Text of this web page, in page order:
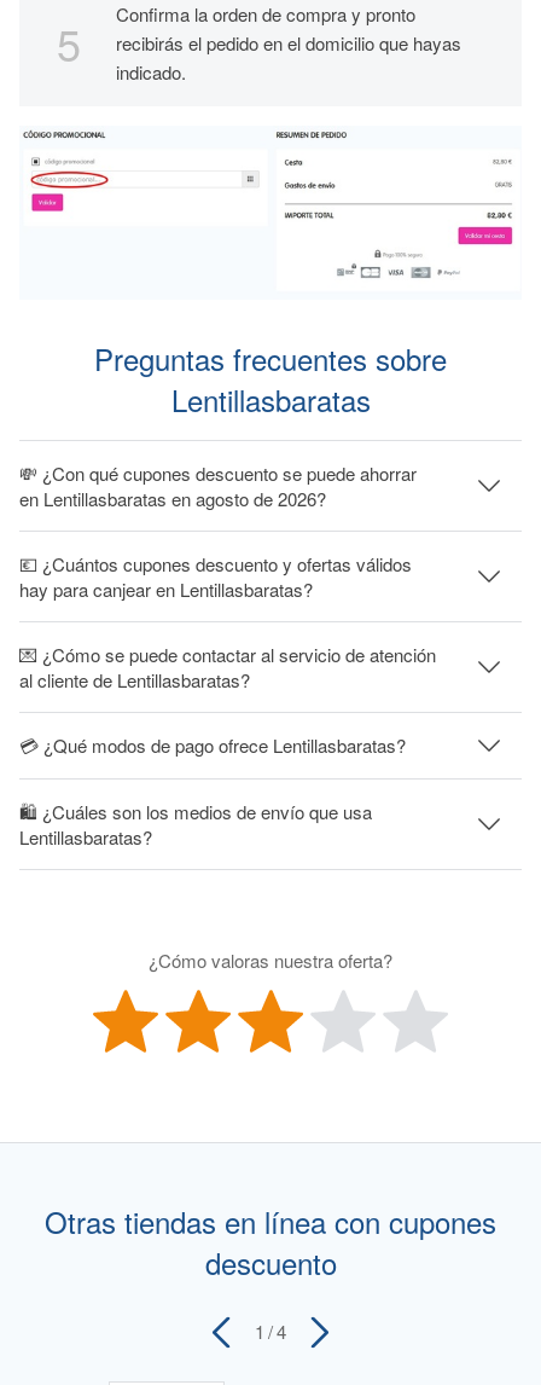
Confirma la orden de compra y pronto
recibirás el pedido en el domicilio que hayas
indicado.
Preguntas frecuentes sobre
Lentillasbaratas
💸 ¿Con qué cupones descuento se puede ahorrar
en Lentillasbaratas en agosto de 2026?
💶 ¿Cuántos cupones descuento y ofertas válidos
hay para canjear en Lentillasbaratas?
💌 ¿Cómo se puede contactar al servicio de atención
al cliente de Lentillasbaratas?
💳 ¿Qué modos de pago ofrece Lentillasbaratas?
🛍 ¿Cuáles son los medios de envío que usa
Lentillasbaratas?
¿Cómo valoras nuestra oferta?
Otras tiendas en línea con cupones
descuento
1 / 4